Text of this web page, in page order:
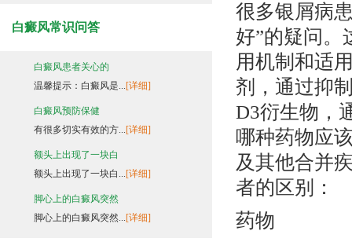
白癜风常识问答
白癜风患者关心的
温馨提示：白癜风是...[详细]
白癜风预防保健
有很多切实有效的方...[详细]
额头上出现了一块白
额头上出现了一块白...[详细]
脚心上的白癜风突然
脚心上的白癜风突然...[详细]
很多银屑病
好”的疑问。
用机制和适
剂，通过抑
D3衍生物，
哪种药物应
及其他合并
者的区别：
药物